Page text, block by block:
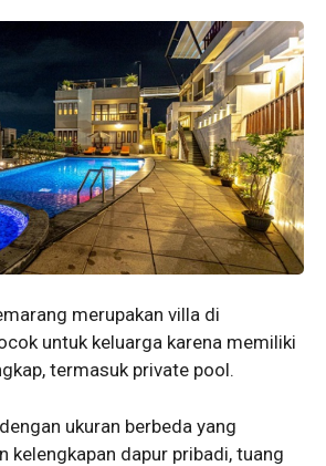
merupakan villa di
untuk keluarga karena memiliki
termasuk private pool.
ukuran berbeda yang
kelengkapan dapur pribadi, tuang